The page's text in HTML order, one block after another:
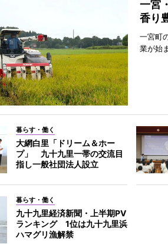
一宮
香り
一宮町
業が始
暮らす・働く
大網白里「ドリーム＆ホー
プ」 九十九里一帯の交流目
指し一般社団法人設立
暮らす・働く
九十九里経済新聞・上半期PV
ランキング 1位は九十九里浜
ハマグリ漁解禁